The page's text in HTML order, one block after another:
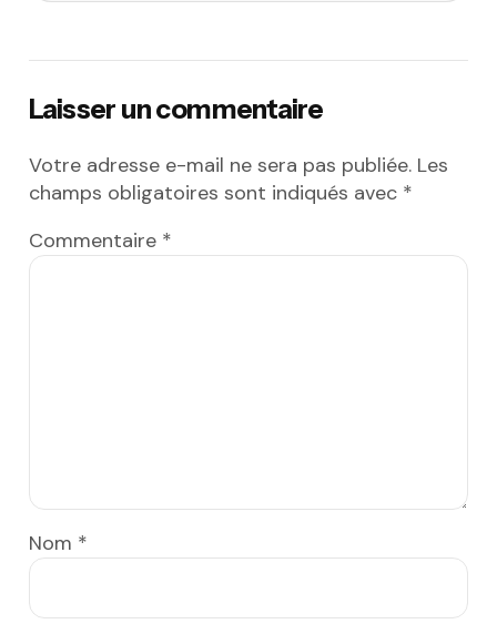
Laisser un commentaire
Votre adresse e-mail ne sera pas publiée. Les
champs obligatoires sont indiqués avec *
Commentaire *
Nom *